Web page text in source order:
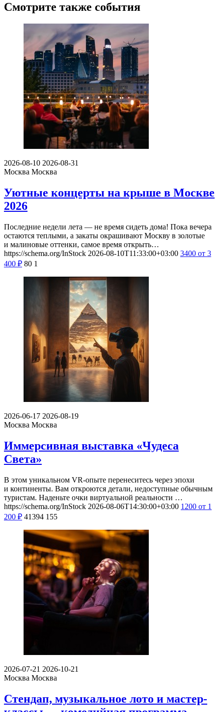
Смотрите также события
2026-08-10 2026-08-31
Москва Москва
Уютные концерты на крыше в Москве
2026
Последние недели лета — не время сидеть дома! Пока вечера
остаются теплыми, а закаты окрашивают Москву в золотые
и малиновые оттенки, самое время открыть…
https://schema.org/InStock 2026-08-10T11:33:00+03:00 3400 от 3
400 ₽ 80 1
2026-06-17 2026-08-19
Москва Москва
Иммерсивная выставка «Чудеса
Света»
В этом уникальном VR-опыте перенеситесь через эпохи
и континенты. Вам откроются детали, недоступные обычным
туристам. Наденьте очки виртуальной реальности …
https://schema.org/InStock 2026-08-06T14:30:00+03:00 1200 от 1
200 ₽ 41394 155
2026-07-21 2026-10-21
Москва Москва
Стендап, музыкальное лото и мастер-